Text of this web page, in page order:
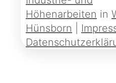
Höhenarbeiten in
Hünsborn